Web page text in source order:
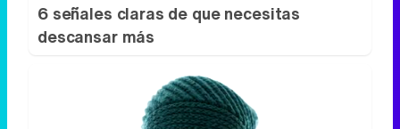
6 señales claras de que necesitas
descansar más